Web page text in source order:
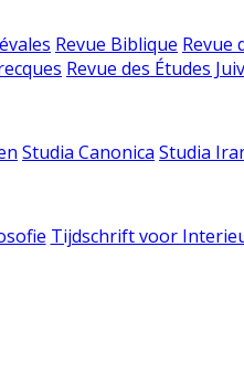
Revue Biblique Revue
Revue des Études
Studia Canonica Studia
Tijdschrift voor